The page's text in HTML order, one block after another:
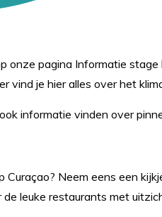
onze pagina Informatie stage
je hier alles over het
informatie vinden over
Neem eens een
leuke restaurants met